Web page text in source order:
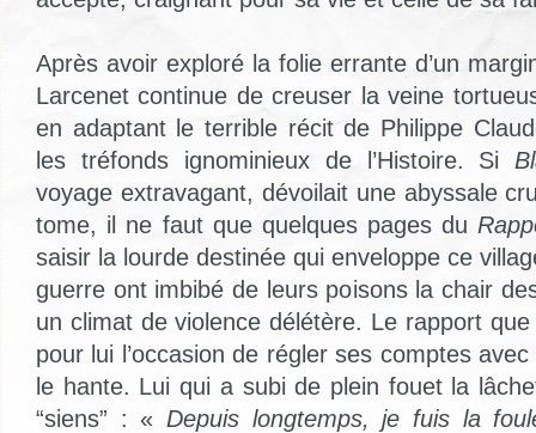
Après avoir exploré la folie errante d’un
Larcenet continue de creuser la veine
en adaptant le terrible récit de Philippe
les tréfonds ignominieux de l’Histoire. Si
voyage extravagant, dévoilait une abyssale
tome, il ne faut que quelques pages du
saisir la lourde destinée qui enveloppe ce
guerre ont imbibé de leurs poisons la chair
un climat de violence délétère. Le rapport
pour lui l’occasion de régler ses comptes
le hante. Lui qui a subi de plein fouet la
“siens” : « Depuis longtemps, je fuis la